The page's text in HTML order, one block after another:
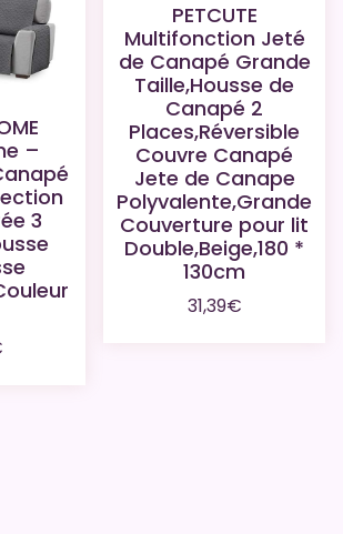
–
3
PETCUTE
Multifonction Jeté
de Canapé Grande
Taille,Housse de
Canapé 2
Places,Réversible
Couvre Canapé
Jete de Canape
Polyvalente,Grande
Couverture pour lit
Double,Beige,180 *
130cm
31,39€